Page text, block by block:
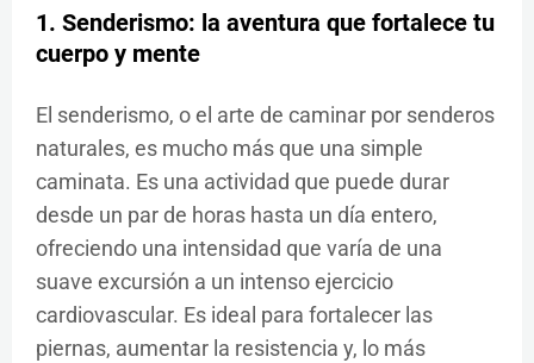
1. Senderismo: la aventura que fortalece tu
cuerpo y mente
El senderismo, o el arte de caminar por senderos
naturales, es mucho más que una simple
caminata. Es una actividad que puede durar
desde un par de horas hasta un día entero,
ofreciendo una intensidad que varía de una
suave excursión a un intenso ejercicio
cardiovascular. Es ideal para fortalecer las
piernas, aumentar la resistencia y, lo más